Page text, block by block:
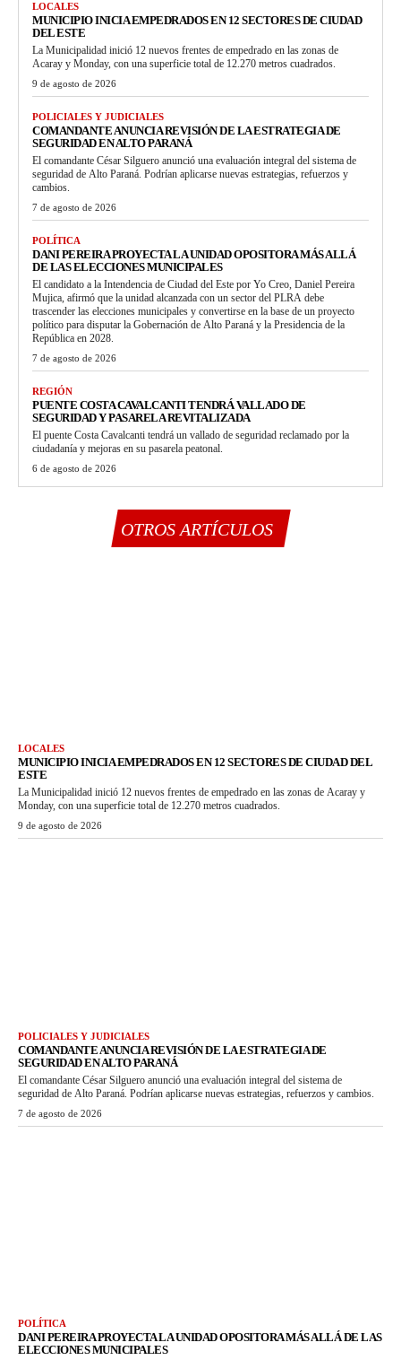
LOCALES
MUNICIPIO INICIA EMPEDRADOS EN 12 SECTORES DE CIUDAD
DEL ESTE
La Municipalidad inició 12 nuevos frentes de empedrado en las zonas de
Acaray y Monday, con una superficie total de 12.270 metros cuadrados.
9 de agosto de 2026
POLICIALES Y JUDICIALES
COMANDANTE ANUNCIA REVISIÓN DE LA ESTRATEGIA DE
SEGURIDAD EN ALTO PARANÁ
El comandante César Silguero anunció una evaluación integral del sistema de
seguridad de Alto Paraná. Podrían aplicarse nuevas estrategias, refuerzos y
cambios.
7 de agosto de 2026
POLÍTICA
DANI PEREIRA PROYECTA LA UNIDAD OPOSITORA MÁS ALLÁ
DE LAS ELECCIONES MUNICIPALES
El candidato a la Intendencia de Ciudad del Este por Yo Creo, Daniel Pereira
Mujica, afirmó que la unidad alcanzada con un sector del PLRA debe
trascender las elecciones municipales y convertirse en la base de un proyecto
político para disputar la Gobernación de Alto Paraná y la Presidencia de la
República en 2028.
7 de agosto de 2026
REGIÓN
PUENTE COSTA CAVALCANTI TENDRÁ VALLADO DE
SEGURIDAD Y PASARELA REVITALIZADA
El puente Costa Cavalcanti tendrá un vallado de seguridad reclamado por la
ciudadanía y mejoras en su pasarela peatonal.
6 de agosto de 2026
OTROS ARTÍCULOS
LOCALES
MUNICIPIO INICIA EMPEDRADOS EN 12 SECTORES DE CIUDAD DEL
ESTE
La Municipalidad inició 12 nuevos frentes de empedrado en las zonas de Acaray y
Monday, con una superficie total de 12.270 metros cuadrados.
9 de agosto de 2026
POLICIALES Y JUDICIALES
COMANDANTE ANUNCIA REVISIÓN DE LA ESTRATEGIA DE
SEGURIDAD EN ALTO PARANÁ
El comandante César Silguero anunció una evaluación integral del sistema de
seguridad de Alto Paraná. Podrían aplicarse nuevas estrategias, refuerzos y cambios.
7 de agosto de 2026
POLÍTICA
DANI PEREIRA PROYECTA LA UNIDAD OPOSITORA MÁS ALLÁ DE LAS
ELECCIONES MUNICIPALES